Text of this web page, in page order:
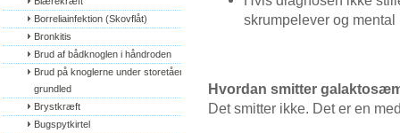
Borreliainfektion (Skovflåt)
Bronkitis
Brud af bådknoglen i håndroden
Brud på knoglerne under storetåens
grundled
Brystkræft
Bugspytkirtel
skrumpelever og mental
Hvordan smitter
Det smitter ikke. Det er en